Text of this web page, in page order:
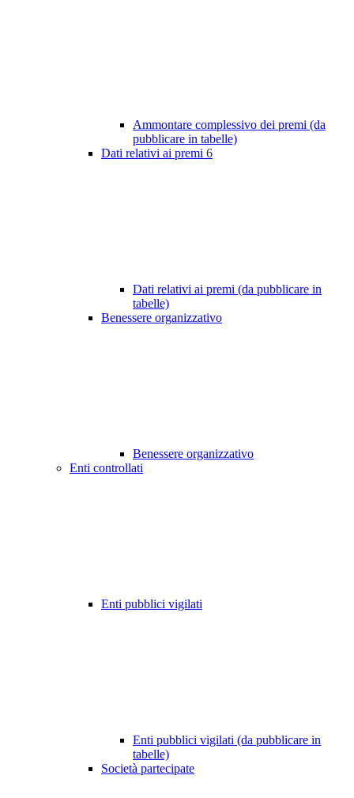
Ammontare complessivo dei premi (da
pubblicare in tabelle)
Dati relativi ai premi 6
Dati relativi ai premi (da pubblicare in
tabelle)
Benessere organizzativo
Benessere organizzativo
Enti controllati
Enti pubblici vigilati
Enti pubblici vigilati (da pubblicare in
tabelle)
Società partecipate